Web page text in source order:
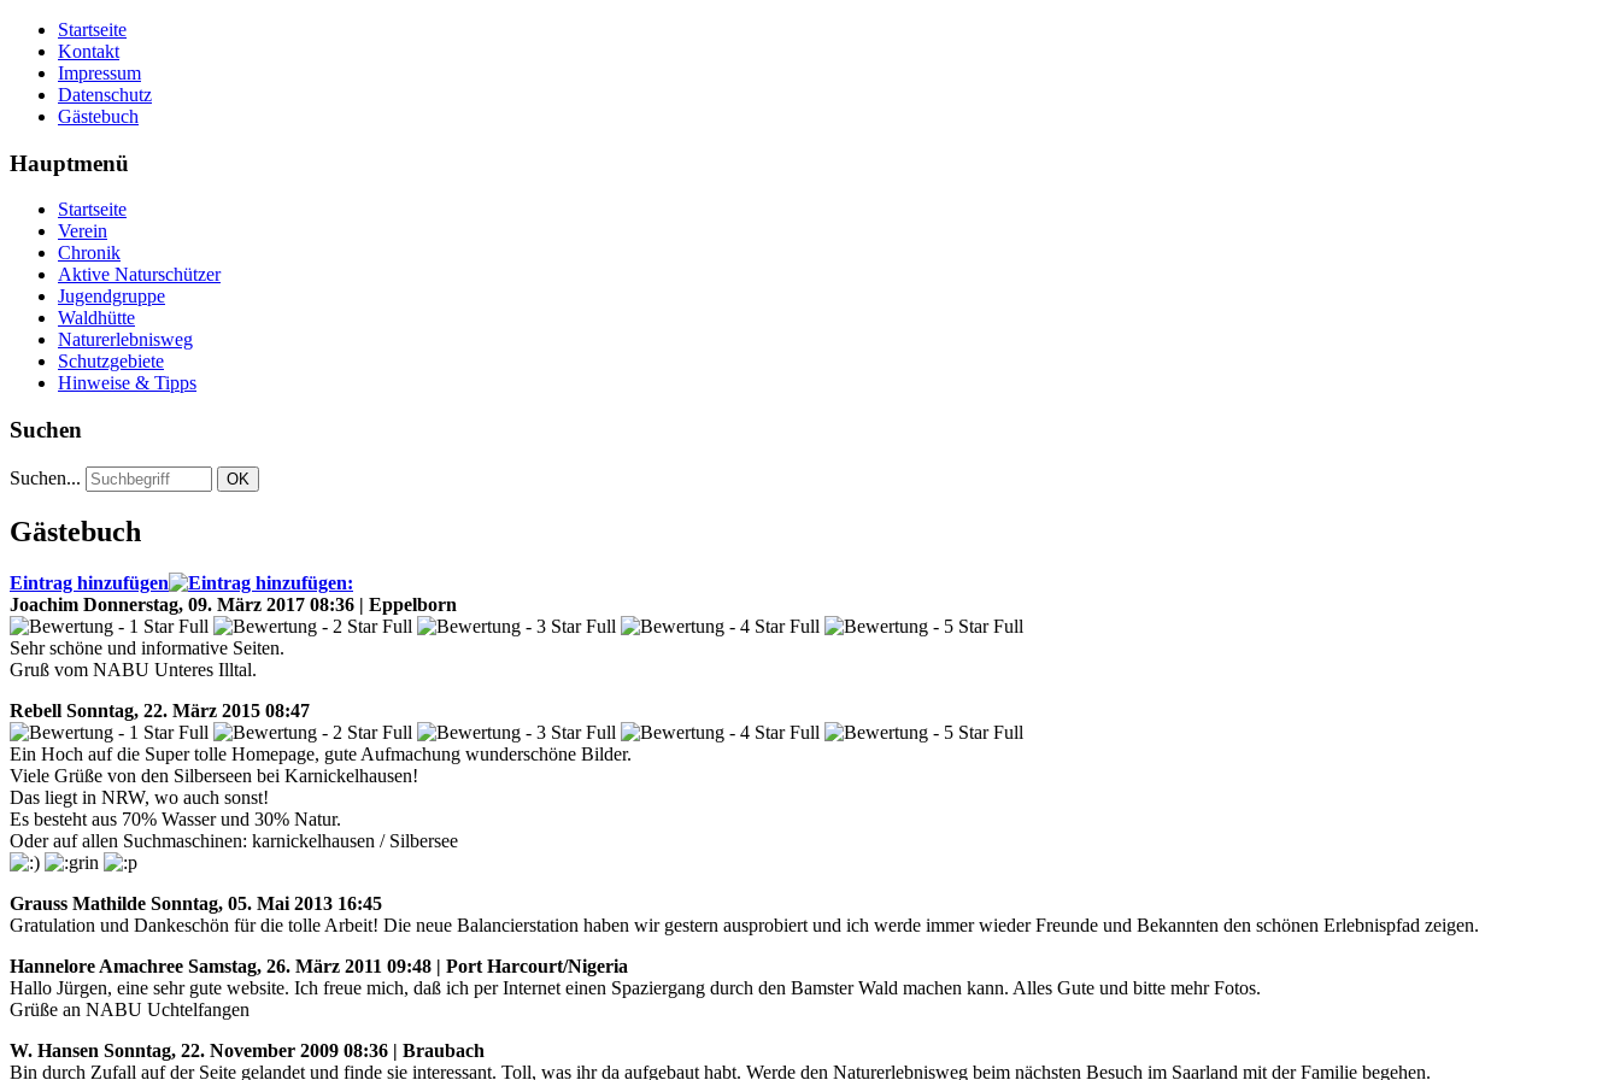
Startseite
Kontakt
Impressum
Datenschutz
Gästebuch
Hauptmenü
Startseite
Verein
Chronik
Aktive Naturschützer
Jugendgruppe
Waldhütte
Naturerlebnisweg
Schutzgebiete
Hinweise & Tipps
Suchen
Suchen... OK
Gästebuch
Eintrag hinzufügen
Joachim Donnerstag, 09. März 2017 08:36 | Eppelborn
Sehr schöne und informative Seiten.
Gruß vom NABU Unteres Illtal.
Rebell Sonntag, 22. März 2015 08:47
Ein Hoch auf die Super tolle Homepage, gute Aufmachung wunderschöne Bilder.
Viele Grüße von den Silberseen bei Karnickelhausen!
Das liegt in NRW, wo auch sonst!
Es besteht aus 70% Wasser und 30% Natur.
Oder auf allen Suchmaschinen: karnickelhausen / Silbersee
Grauss Mathilde Sonntag, 05. Mai 2013 16:45
Gratulation und Dankeschön für die tolle Arbeit! Die neue Balancierstation haben wir gestern ausprobiert und ich werde immer wieder Freunde und Bekannten den schönen Erlebnispfad zeigen.
Hannelore Amachree Samstag, 26. März 2011 09:48 | Port Harcourt/Nigeria
Hallo Jürgen, eine sehr gute website. Ich freue mich, daß ich per Internet einen Spaziergang durch den Bamster Wald machen kann. Alles Gute und bitte mehr Fotos.
Grüße an NABU Uchtelfangen
W. Hansen Sonntag, 22. November 2009 08:36 | Braubach
Bin durch Zufall auf der Seite gelandet und finde sie interessant. Toll, was ihr da aufgebaut habt. Werde den Naturerlebnisweg beim nächsten Besuch im Saarland mit der Familie begehen.